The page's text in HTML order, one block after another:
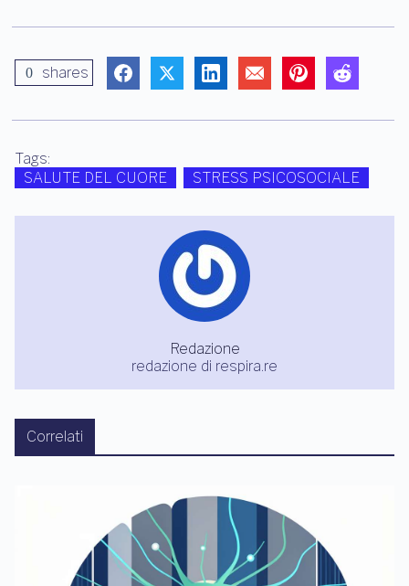
0 shares
Tags:
SALUTE DEL CUORE
STRESS PSICOSOCIALE
Redazione
redazione di respira.re
Correlati